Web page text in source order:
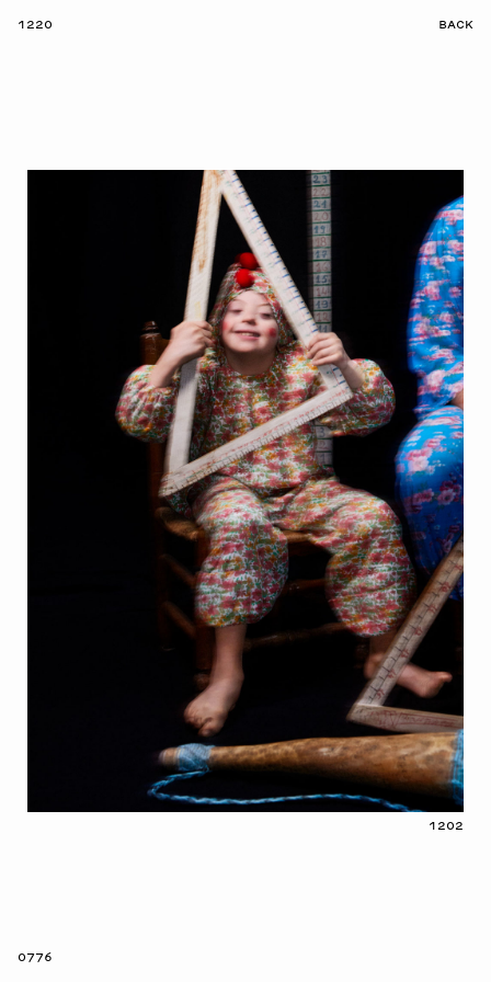
BACK
1202
1220
0776